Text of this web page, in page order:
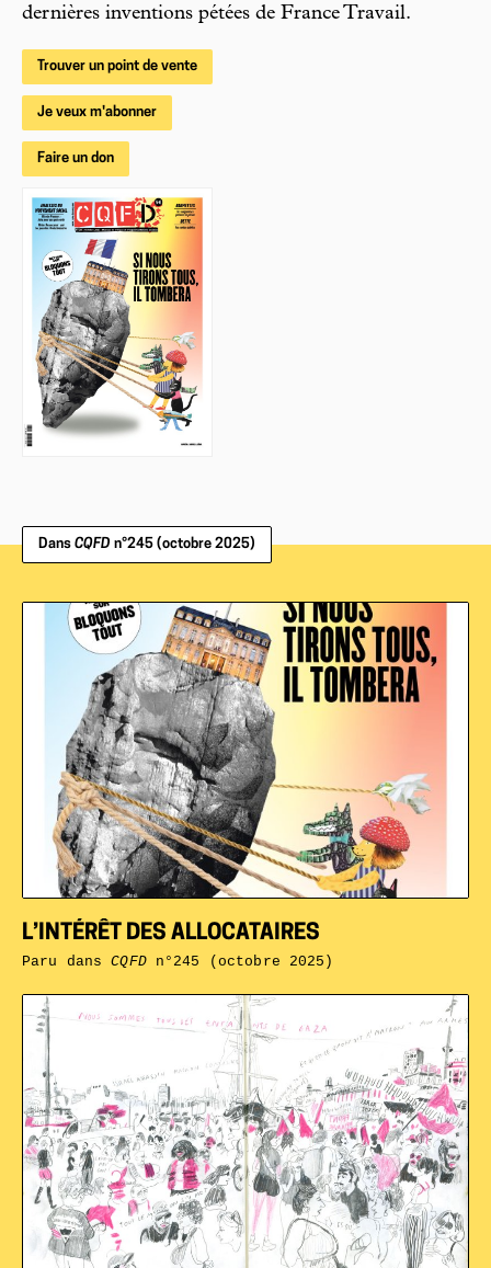
dernières inventions pétées de France Travail.
Trouver un point de vente
Je veux m'abonner
Faire un don
Dans CQFD n°245 (octobre 2025)
L’INTÉRÊT DES ALLOCATAIRES
Paru dansCQFDn°245 (octobre 2025)